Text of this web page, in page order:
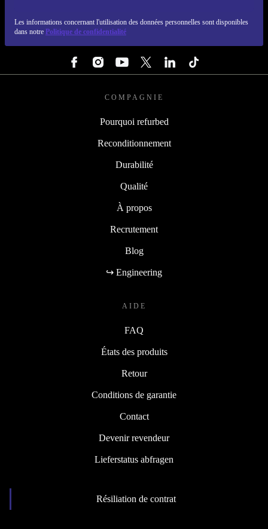
Les informations concernant l'utilisation des données personnelles sont disponibles
dans notre Politique de confidentialité
COMPAGNIE
Pourquoi refurbed
Reconditionnement
Durabilité
Qualité
À propos
Recrutement
Blog
↪ Engineering
AIDE
FAQ
États des produits
Retour
Conditions de garantie
Contact
Devenir revendeur
Lieferstatus abfragen
Résiliation de contrat